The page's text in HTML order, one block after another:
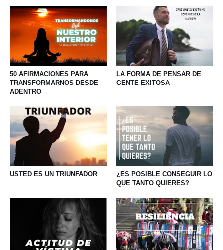
50 AFIRMACIONES PARA
TRANSFORMARNOS DESDE
ADENTRO
LA FORMA DE PENSAR DE
GENTE EXITOSA
USTED ES UN TRIUNFADOR
¿ES POSIBLE CONSEGUIR LO
QUE TANTO QUIERES?